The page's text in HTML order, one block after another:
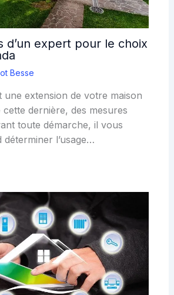
d’un expert pour le choix
Besse
une extension de votre maison
dernière, des mesures
toute démarche, il vous
déterminer l’usage…